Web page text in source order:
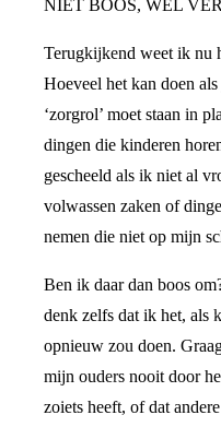
NIET BOOS, WEL
Terugkijkend weet ik nu
Hoeveel het kan doen
‘zorgrol’ moet staan in
dingen die kinderen
gescheeld als ik niet al
volwassen zaken of
nemen die niet op mijn
Ben ik daar dan boos
denk zelfs dat ik het, als
opnieuw zou doen.
mijn ouders nooit door
zoiets heeft, of dat